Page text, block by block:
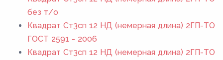
без т/о
Квадрат Ст3сп 12 НД (немерная длина) 2ГП-ТО
ГОСТ 2591 - 2006
Квадрат Ст3сп 12 НД (немерная длина) 2ГП-ТО